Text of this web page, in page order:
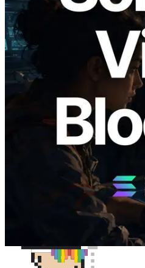
2026.05.24
Validators Solutions,
이저 공개 — slot 단
담당 검증자 시각화